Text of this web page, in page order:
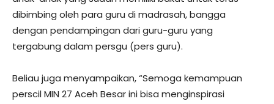
dibimbing oleh para guru di madrasah, bangga
dengan pendampingan dari guru-guru yang
tergabung dalam persgu (pers guru).
Beliau juga menyampaikan, “Semoga kemampuan
perscil MIN 27 Aceh Besar ini bisa menginspirasi